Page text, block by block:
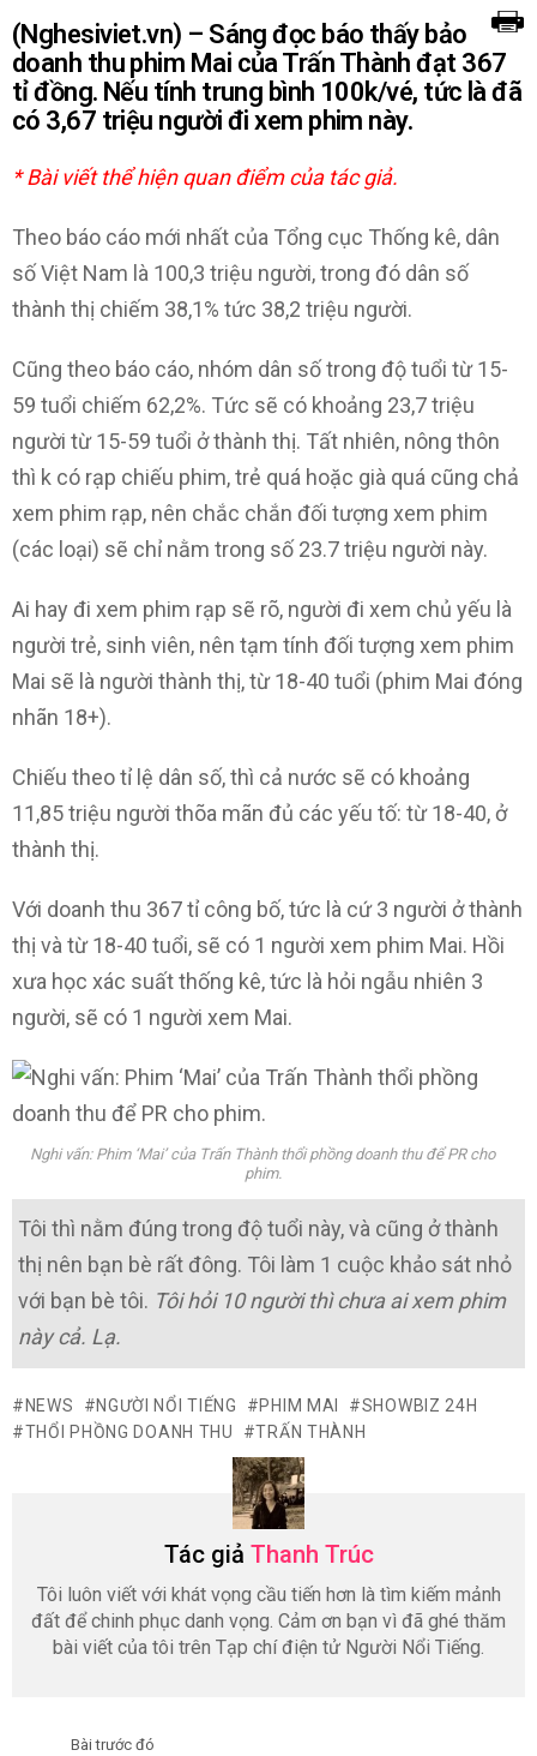
(Nghesiviet.vn) – Sáng đọc báo thấy bảo
doanh thu phim Mai của Trấn Thành đạt 367
tỉ đồng. Nếu tính trung bình 100k/vé, tức là đã
có 3,67 triệu người đi xem phim này.
* Bài viết thể hiện quan điểm của tác giả.
Theo báo cáo mới nhất của Tổng cục Thống kê, dân
số Việt Nam là 100,3 triệu người, trong đó dân số
thành thị chiếm 38,1% tức 38,2 triệu người.
Cũng theo báo cáo, nhóm dân số trong độ tuổi từ 15-
59 tuổi chiếm 62,2%. Tức sẽ có khoảng 23,7 triệu
người từ 15-59 tuổi ở thành thị. Tất nhiên, nông thôn
thì k có rạp chiếu phim, trẻ quá hoặc già quá cũng chả
xem phim rạp, nên chắc chắn đối tượng xem phim
(các loại) sẽ chỉ nằm trong số 23.7 triệu người này.
Ai hay đi xem phim rạp sẽ rõ, người đi xem chủ yếu là
người trẻ, sinh viên, nên tạm tính đối tượng xem phim
Mai sẽ là người thành thị, từ 18-40 tuổi (phim Mai đóng
nhãn 18+).
Chiếu theo tỉ lệ dân số, thì cả nước sẽ có khoảng
11,85 triệu người thõa mãn đủ các yếu tố: từ 18-40, ở
thành thị.
Với doanh thu 367 tỉ công bố, tức là cứ 3 người ở thành
thị và từ 18-40 tuổi, sẽ có 1 người xem phim Mai. Hồi
xưa học xác suất thống kê, tức là hỏi ngẫu nhiên 3
người, sẽ có 1 người xem Mai.
Nghi vấn: Phim ‘Mai’ của Trấn Thành thổi phồng doanh thu để PR cho
phim.
Tôi thì nằm đúng trong độ tuổi này, và cũng ở thành
thị nên bạn bè rất đông. Tôi làm 1 cuộc khảo sát nhỏ
với bạn bè tôi. Tôi hỏi 10 người thì chưa ai xem phim
này cả. Lạ.
NEWS NGƯỜI NỔI TIẾNG PHIM MAI
SHOWBIZ 24H
THỔI PHỒNG DOANH THU
TRẤN THÀNH
Tác giả Thanh Trúc
Tôi luôn viết với khát vọng cầu tiến hơn là tìm kiếm mảnh
đất để chinh phục danh vọng. Cảm ơn bạn vì đã ghé thăm
bài viết của tôi trên Tạp chí điện tử Người Nổi Tiếng.
Bài trước đó